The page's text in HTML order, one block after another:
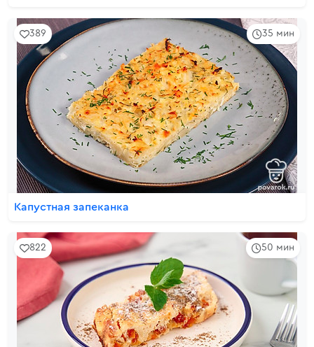
35 мин
389
Капустная запеканка
50 мин
822